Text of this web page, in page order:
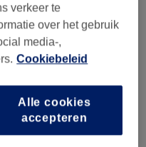
6180 Bâtiment ma
verkeer te
over het gebruik
media-,
Cookiebeleid
Alle cookies
accepteren